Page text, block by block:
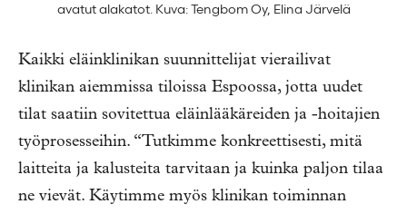
avatut alakatot. Kuva: Tengbom Oy, Elina Järvelä
Kaikki eläinklinikan suunnittelijat vierailivat
klinikan aiemmissa tiloissa Espoossa, jotta uudet
tilat saatiin sovitettua eläinlääkäreiden ja -hoitajien
työprosesseihin. “Tutkimme konkreettisesti, mitä
laitteita ja kalusteita tarvitaan ja kuinka paljon tilaa
ne vievät. Käytimme myös klinikan toiminnan